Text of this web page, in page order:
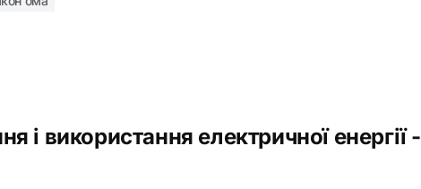
і використання електричної енергії -